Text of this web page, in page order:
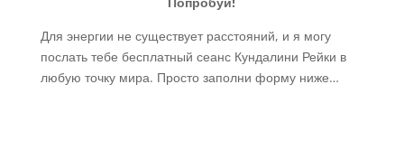
Для энергии не существует расстояний, и я могу
послать тебе бесплатный сеанс Кундалини Рейки в
любую точку мира. Просто заполни форму ниже…